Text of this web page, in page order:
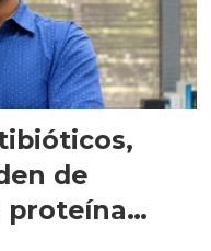
de
proteína